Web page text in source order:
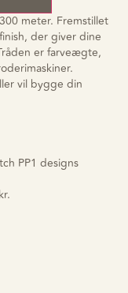
meter. Fremstillet
der giver dine
er farveægte,
vil bygge din
PP1 designs